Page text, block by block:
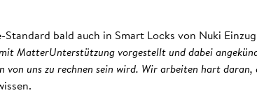
bald auch in Smart Locks von Nuki
MatterUnterstützung vorgestellt und dabei
uns zu rechnen sein wird. Wir arbeiten hart daran,